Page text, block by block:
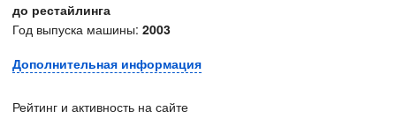
до рестайлинга
Год выпуска машины: 2003
Дополнительная информация
Рейтинг и активность на сайте